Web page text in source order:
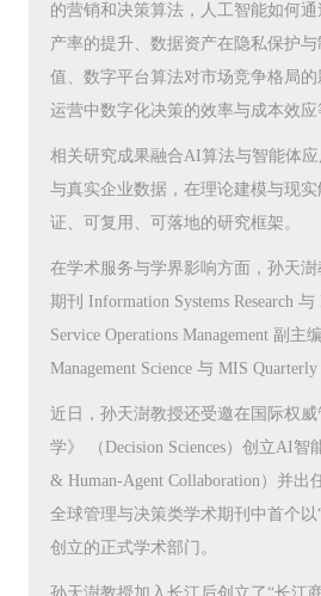
的营销和决策算法，人工智能如何
产率的提升、数据资产在隐私保护
值、数字平台算法对市场竞争格局
运营中数字化决策的效率与成本效应
相关研究成果融合AI算法与智能体
与真实企业数据，在理论建模与现
证、可复用、可落地的研究框架。
在学术服务与学界影响方面，孙天
期刊 Information Systems Research
Service Operations Management 副主
Management Science 与 MIS
近日，孙天澍教授还受邀在国际权
学》 （Decision Sciences）创立AI智
& Human-Agent Collaboration）并出
全球管理与决策类学术期刊中首个
创立的正式学术部门。